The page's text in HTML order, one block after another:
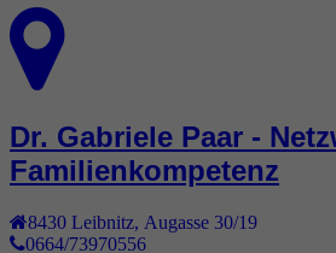
Dr. Gabriele Paar -
Familienkompetenz
8430 Leibnitz
Augasse 30/19
0664/73970556